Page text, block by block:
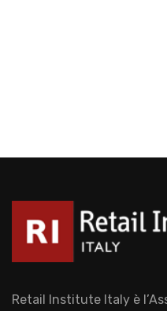
Retail Institute Italy è